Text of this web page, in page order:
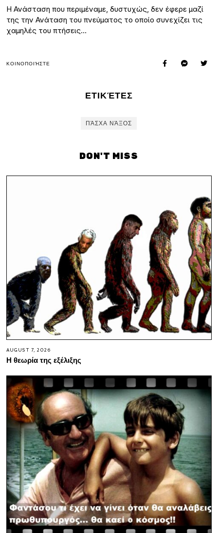
Η Ανάσταση που περιμέναμε, δυστυχώς, δεν έφερε μαζί
της την Ανάταση του πνεύματος το οποίο συνεχίζει τις
χαμηλές του πτήσεις…
ΚΟΙΝΟΠΟΙΉΣΤΕ
ΕΤΙΚΈΤΕΣ
ΠΆΣΧΑ ΝΆΞΟΣ
DON'T MISS
AUGUST 7, 2026
Η θεωρία της εξέλιξης